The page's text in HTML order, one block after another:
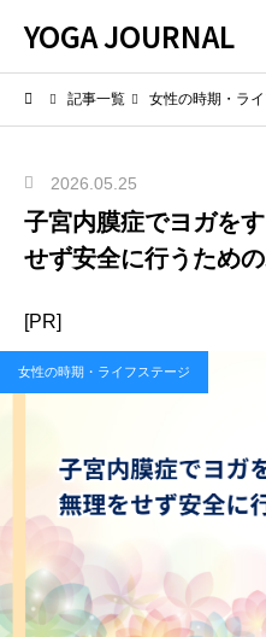
YOGA JOURNAL
記事一覧 女性の時期・ラ
2026.05.25
子宮内膜症でヨガを
せず安全に行うため
[PR]
女性の時期・ライフステージ